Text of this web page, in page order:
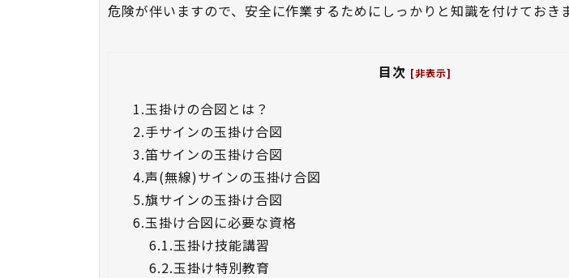
危険が伴いますので、安全に作業するためにしっかりと知識を付けておき
目次 [非表示]
1.玉掛けの合図とは？
2.手サインの玉掛け合図
3.笛サインの玉掛け合図
4.声(無線)サインの玉掛け合図
5.旗サインの玉掛け合図
6.玉掛け合図に必要な資格
6.1.玉掛け技能講習
6.2.玉掛け特別教育